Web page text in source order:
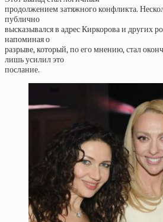
продолжением затяжного конфликта.
публично
высказывался в адрес Киркорова и других
напоминая о
разрыве, который, по его мнению, стал
лишь усилил это
послание.